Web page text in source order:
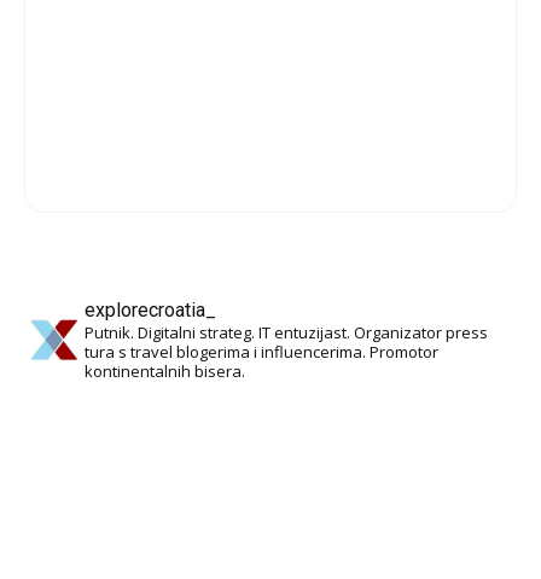
explorecroatia_
Putnik. Digitalni strateg. IT entuzijast. Organizator press
tura s travel blogerima i influencerima. Promotor
kontinentalnih bisera.